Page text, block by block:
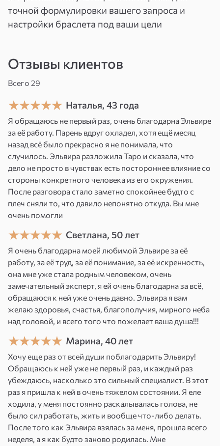
Змеевик издавна считается камнем силы,
обновления и защиты. Его энергия помогает
поддерживать в периоды перемен и создавать
ощущение устойчивости. Такой браслет
энергии: будь то защита, гармония,
финансовое раскрытие, уверенность,
восстановление сил, любовь к себе или
движение к важной цели.
Перед настройкой проводится краткая
консультация с экспертом. Это необходимо
для того, чтобы точно сформулировать ваш
запрос и направить энергию браслета именно
После этого браслет проходит
индивидуальную энергетическую зарядку и
становится персональным артефактом,
связанным именно с вами.
точной формулировки вашего запроса и
настройки браслета под ваши цели
Отзывы клиентов
Всего 29
Наталья, 43 года
Я обращаюсь не первый раз, очень благодарна Эльвире
за её работу. Парень вдруг охладел, хотя ещё месяц
назад всё было прекрасно я не понимала, что
случилось. Эльвира разложила Таро и сказала, что
дело не просто в чувствах есть постороннее влияние со
стороны конкретного человека из его окружения.
После разговора стало заметно спокойнее будто с
плеч сняли то, что давило непонятно откуда. Вы мне
очень помогли
Светлана, 50 лет
Я очень благодарна моей любимой Эльвире за её
работу, за её труд, за её понимание, за её искренность,
она мне уже стала родным человеком, очень
замечательный эксперт, я ей очень благодарна за всё,
обращаюся к ней уже очень давно. Эльвира я вам
желаю здоровья, счастья, благополучия, мирного неба
над головой, и всего того что пожелает ваша душа!!!
Марина, 40 лет
Хочу еще раз от всей души поблагодарить Эльвиру!
Обращаюсь к ней уже не первый раз, и каждый раз
убеждаюсь, насколько это сильный специалист. В этот
раз я пришла к ней в очень тяжелом состоянии. Я еле
ходила, у меня постоянно раскалывалась голова, не
было сил работать, жить и вообще что-либо делать.
После того как Эльвира взялась за меня, прошла всего
неделя, а я как будто заново родилась. Мне